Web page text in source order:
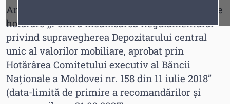
Anunț privind inițierea elaborării proiectului de
hotărâre ,,Pentru modificarea Regulamentului
privind supravegherea Depozitarului central
unic al valorilor mobiliare, aprobat prin
Hotărârea Comitetului executiv al Băncii
Naționale a Moldovei nr. 158 din 11 iulie 2018”
(data-limită de primire a recomandărilor și